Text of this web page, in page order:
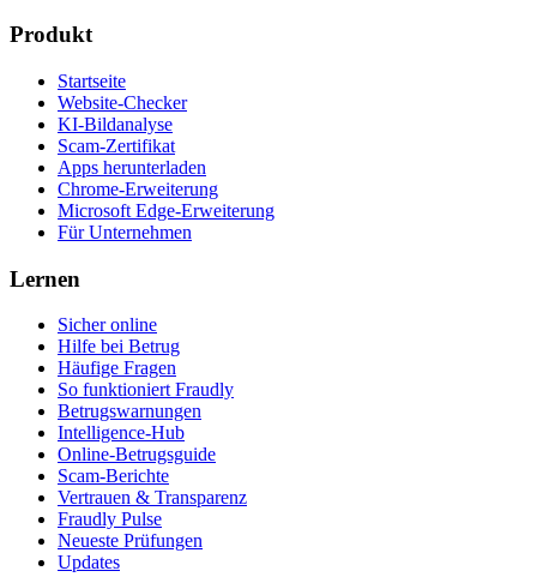
Produkt
Startseite
Website-Checker
KI-Bildanalyse
Scam-Zertifikat
Apps herunterladen
Chrome-Erweiterung
Microsoft Edge-Erweiterung
Für Unternehmen
Lernen
Sicher online
Hilfe bei Betrug
Häufige Fragen
So funktioniert Fraudly
Betrugswarnungen
Intelligence-Hub
Online-Betrugsguide
Scam-Berichte
Vertrauen & Transparenz
Fraudly Pulse
Neueste Prüfungen
Updates